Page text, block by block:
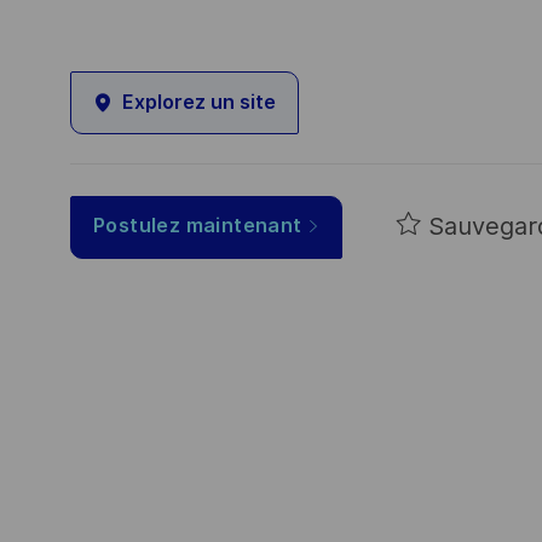
Explorez un site
Postulez maintenant